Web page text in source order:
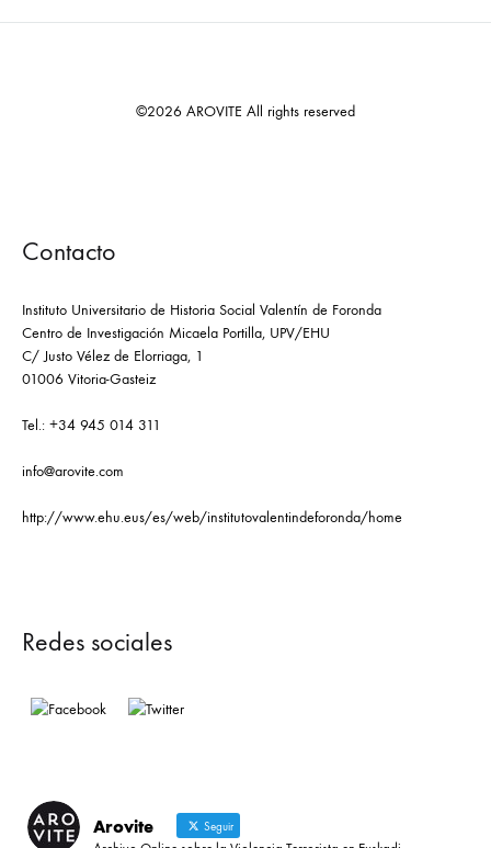
©2026 AROVITE All rights reserved
Contacto
Instituto Universitario de Historia Social Valentín de Foronda
Centro de Investigación Micaela Portilla, UPV/EHU
C/ Justo Vélez de Elorriaga, 1
01006 Vitoria-Gasteiz
Tel.: +34 945 014 311
info@arovite.com
http://www.ehu.eus/es/web/institutovalentindeforonda/home
Redes sociales
Arovite Seguir